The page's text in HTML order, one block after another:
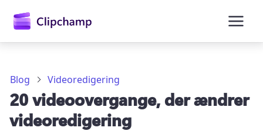
Blog Videoredigering
20 videoovergange, der ændrer
videoredigering